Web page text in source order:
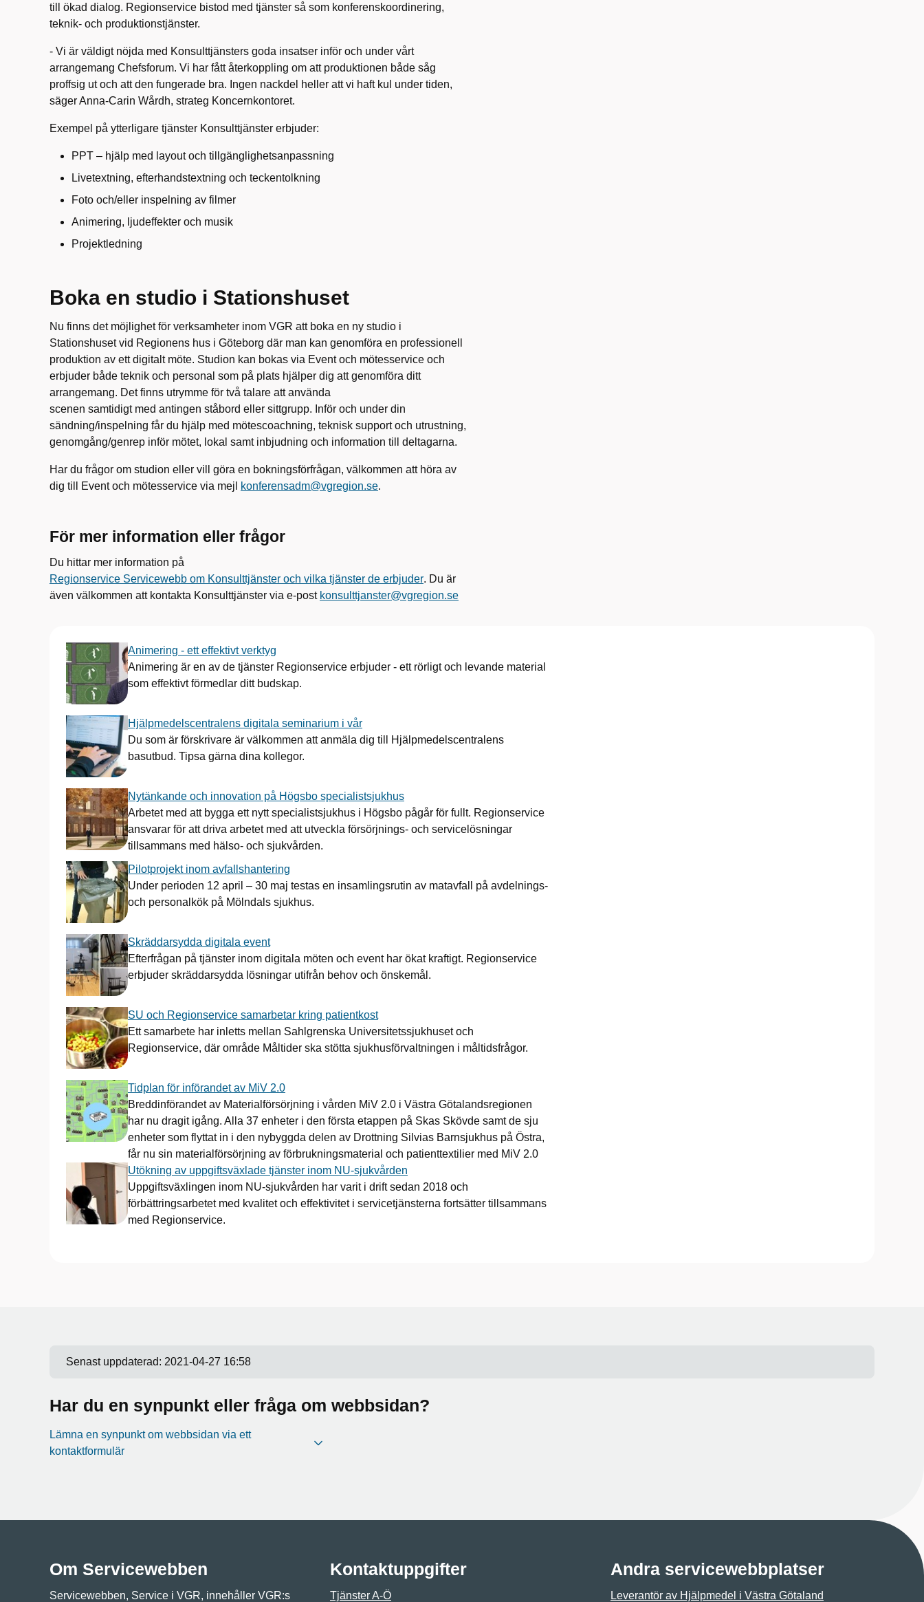
till ökad dialog. Regionservice bistod med tjänster så som konferenskoordinering,
teknik- och produktionstjänster.
- Vi är väldigt nöjda med Konsulttjänsters goda insatser inför och under vårt
arrangemang Chefsforum. Vi har fått återkoppling om att produktionen både såg
proffsig ut och att den fungerade bra. Ingen nackdel heller att vi haft kul under tiden,
säger Anna-Carin Wårdh, strateg Koncernkontoret.
Exempel på ytterligare tjänster Konsulttjänster erbjuder:
PPT – hjälp med layout och tillgänglighetsanpassning
Livetextning, efterhandstextning och teckentolkning
Foto och/eller inspelning av filmer
Animering, l judeffekter och musik
Projektledning
Boka en studio i Stationshuset
Nu finns det möjlighet för verksamheter inom VGR att boka en ny studio i
Stationshuset vid Regionens hus i Göteborg där man kan genomföra en professionell
produktion av ett digitalt möte. Studion kan bokas via Event och mötesservice och
erbjuder både teknik och personal som på plats hjälper dig attgenomföra ditt
arrangemang. Det finns utrymme för två talare att använda
scenen samtidigt med antingen ståbord eller sittgrupp. Inför och under din
sändning/inspelning får du hjälp med mötescoachning, teknisk support och utrustning,
genomgång/genrep inför mötet, lokal samt inbjudning och information till deltagarna.
Har du frågor om studion eller vill göra en bokningsförfrågan, välkommen att höra av
dig till Event och mötesservice via mejl
konferensadm@vgregion.se.
För mer information eller frågor
Du hittar mer information på
Regionservice Servicewebb om Konsulttjänster och vilka tjänster de erbjuder. Du är
även välkommen attkontakta Konsulttjänster via e-post konsulttjanster@vgregion.se
Animering - ett effektivt verktyg
Animering är en av de tjänster Regionservice erbjuder - ett rörligt och levande material
som effektivt förmedlar ditt budskap.
Hjälpmedelscentralens digitala seminarium i vår
Du som är förskrivare är välkommen att anmäla dig till Hjälpmedelscentralens
basutbud. Tipsa gärna dina kollegor.
Nytänkande och innovation på Högsbo specialistsjukhus
Arbetet med att bygga ett nytt specialistsjukhus i Högsbo pågår för fullt. Regionservice
ansvarar för att driva arbetet med att utveckla försörjnings- och servicelösningar
tillsammans med hälso- och sjukvården.
Pilotprojekt inom avfallshantering
Under perioden 12 april – 30 maj testas en insamlingsrutin av matavfall på avdelnings-
och personalkök på Mölndals sjukhus.
Skräddarsydda digitala event
Efterfrågan på tjänster inom digitala möten och event har ökat kraftigt. Regionservice
erbjuder skräddarsydda lösningar utifrån behov och önskemål.
SU och Regionservice samarbetar kring patientkost
Ett samarbete har inletts mellan Sahlgrenska Universitetssjukhuset och
Regionservice, där område Måltider ska stötta sjukhusförvaltningen i måltidsfrågor.
Tidplan för införandet av MiV 2.0
Breddinförandet av Materialförsörjning i vården MiV 2.0 i Västra Götalandsregionen
har nu dragit igång. Alla 37 enheter i den första etappen på Skas Skövde samt de sju
enheter som flyttat in i den nybyggda delen av Drottning Silvias Barnsjukhus på Östra,
får nu sin materialförsörjning av förbrukningsmaterial och patienttextilier med MiV 2.0
Utökning av uppgiftsväxlade tjänster inom NU-sjukvården
Uppgiftsväxlingen inom NU-sjukvården har varit i drift sedan 2018 och
förbättringsarbetet med kvalitet och effektivitet i servicetjänsterna fortsätter tillsammans
med Regionservice.
Senast uppdaterad: 2021-04-27 16:58
Har du en synpunkt eller fråga om webbsidan?
Lämna en synpunkt om webbsidan via ett
kontaktformulär
Om Servicewebben
Servicewebben, Service i VGR, innehåller VGR:s
Kontaktuppgifter
Tjänster A-Ö
Andra servicewebbplatser
Leverantör av Hjälpmedel i Västra Götaland